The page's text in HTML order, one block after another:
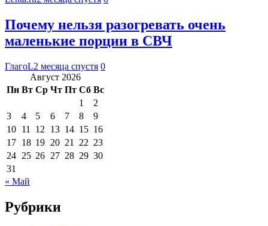
Почему нельзя разогревать очень
маленькие порции в СВЧ
ГлагоL2 месяца спустя 0
Август 2026
Пн Вт Ср Чт Пт Сб Вс
1
2
3
4 5 6 7 8
9
10 11 12 13 14 15 16
17 18 19 20 21 22 23
24 25 26 27 28 29 30
31
« Май
Рубрики